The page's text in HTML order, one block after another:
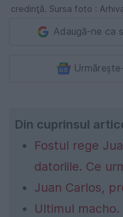
credinţă. Sursa foto :
Adaugă-ne ca
Din cuprinsul
Fostul rege
datoriile. Ce
Juan Carlos,
Ultimul macho.